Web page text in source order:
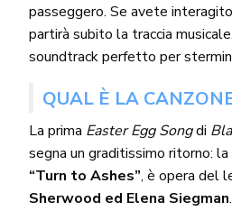
passeggero. Se avete
partirà subito la traccia
soundtrack perfetto per
QUAL È LA
La prima Easter Egg Songdi
segna un graditissimo ritorno:
“Turn to Ashes”, è opera del
Sherwood ed Elena Siegman